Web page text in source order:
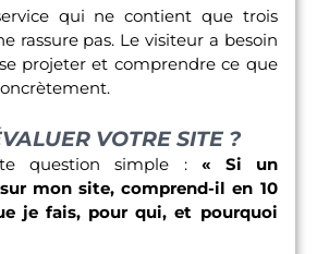
qui ne contient que trois
rassure pas. Le visiteur a besoin
projeter et comprendre ce que
VOTRE SITE ?
question simple : « Si un
mon site, comprend-il en 10
je fais, pour qui, et pourquoi